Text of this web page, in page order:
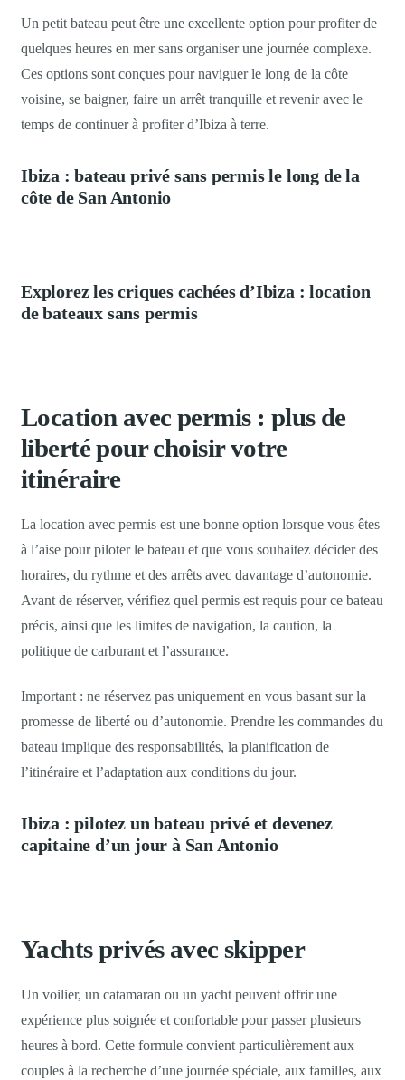
Un petit bateau peut être une excellente option pour profiter de
quelques heures en mer sans organiser une journée complexe.
Ces options sont conçues pour naviguer le long de la côte
voisine, se baigner, faire un arrêt tranquille et revenir avec le
temps de continuer à profiter d’Ibiza à terre.
Ibiza : bateau privé sans permis le long de la
côte de San Antonio
Explorez les criques cachées d’Ibiza : location
de bateaux sans permis
Location avec permis : plus de
liberté pour choisir votre
itinéraire
La location avec permis est une bonne option lorsque vous êtes
à l’aise pour piloter le bateau et que vous souhaitez décider des
horaires, du rythme et des arrêts avec davantage d’autonomie.
Avant de réserver, vérifiez quel permis est requis pour ce bateau
précis, ainsi que les limites de navigation, la caution, la
politique de carburant et l’assurance.
Important : ne réservez pas uniquement en vous basant sur la
promesse de liberté ou d’autonomie. Prendre les commandes du
bateau implique des responsabilités, la planification de
l’itinéraire et l’adaptation aux conditions du jour.
Ibiza : pilotez un bateau privé et devenez
capitaine d’un jour à San Antonio
Yachts privés avec skipper
Un voilier, un catamaran ou un yacht peuvent offrir une
expérience plus soignée et confortable pour passer plusieurs
heures à bord. Cette formule convient particulièrement aux
couples à la recherche d’une journée spéciale, aux familles, aux